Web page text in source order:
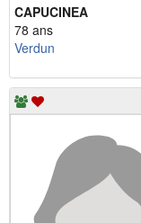
CAPUCINEA
78 ans
Verdun